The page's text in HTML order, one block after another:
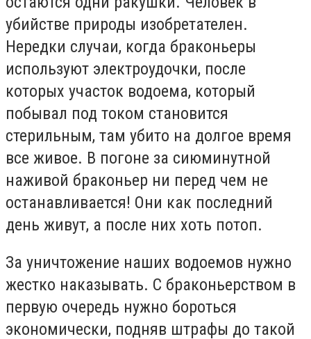
убийстве природы изобретателен.
Нередки случаи, когда браконьеры
используют электроудочки, после
которых участок водоема, который
побывал под током становится
стерильным, там убито на долгое время
все живое. В погоне за сиюминутной
наживой браконьер ни перед чем не
останавливается! Они как последний
день живут, а после них хоть потоп.
За уничтожение наших водоемов нужно
жестко наказывать. С браконьерством в
первую очередь нужно бороться
экономически, подняв штрафы до такой